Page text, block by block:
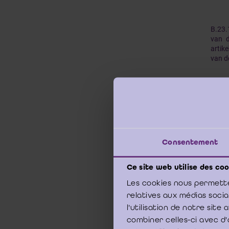
Consentement
Ce site web utilise des
Les cookies nous
relatives aux médias
l'utilisation de notre site
combiner celles-ci avec
van
van
§ 4.
De
de in